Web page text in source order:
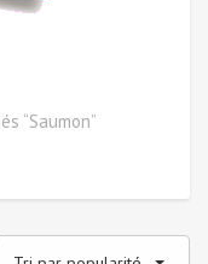
“Saumon”